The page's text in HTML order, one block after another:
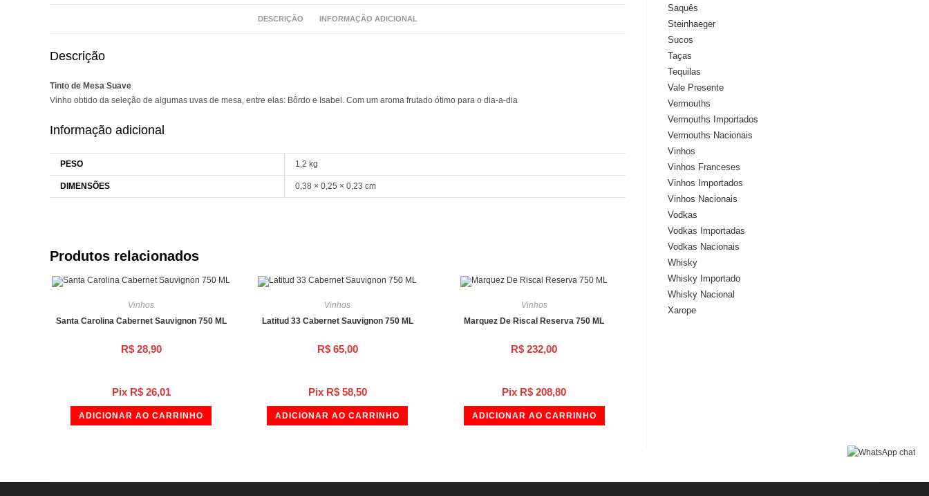
Saquês
Steinhaeger
Sucos
Taças
Tequilas
Vale Presente
Vermouths
Vermouths Importados
Vermouths Nacionais
Vinhos
Vinhos Franceses
Vinhos Importados
Vinhos Nacionais
Vodkas
Vodkas Importadas
Vodkas Nacionais
Whisky
Whisky Importado
Whisky Nacional
Xarope
DESCRIÇÃO INFORMAÇÃO ADICIONAL
Descrição
Tinto de Mesa Suave
Vinho obtido da seleção de algumas uvas de mesa, entre elas: Bôrdo e Isabel. Com um aroma frutado ótimo para o dia-a-dia
Informação adicional
PESO 1,2 kg
DIMENSÕES 0,38 × 0,25 × 0,23 cm
Produtos relacionados
Pix R$26,01
Vinhos
Santa Carolina Cabernet Sauvignon 750 ML
R$28,90
ADICIONAR AO CARRINHO
Pix R$58,50
Vinhos
Latitud 33 Cabernet Sauvignon 750 ML
R$65,00
ADICIONAR AO CARRINHO
Pix R$ 208,80
Vinhos
Marquez De Riscal Reserva 750 ML
R$ 232,00
ADICIONAR AO CARRINHO